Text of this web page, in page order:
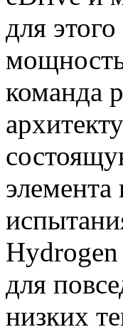
для
команда
Hydrogen
для
низких